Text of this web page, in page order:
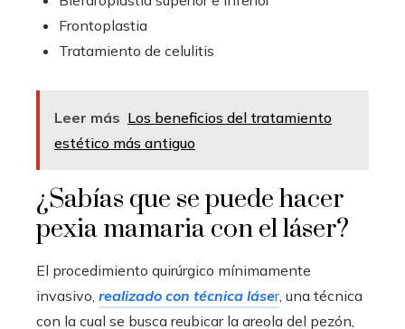
Frontoplastia
Tratamiento de celulitis
Leer más Los beneficios del tratamiento
estético más antiguo
¿Sabías que se puede hacer
pexia mamaria con el láser?
El procedimiento quirúrgico mínimamente
invasivo, realizado con técnica láser, una técnica
con la cual se busca reubicar la areola del pezón,